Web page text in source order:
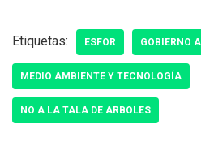
Etiquetas: ESFOR GOBIERNO
MEDIO AMBIENTE Y TECNOLOGÍA
NO A LA TALA DE ARBOLES